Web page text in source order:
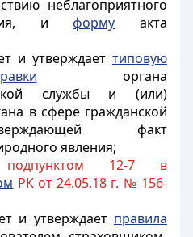
неблагоприятного
иформу акта
и утверждает типовую
органа
службы и (или)
в сфере гражданской
факт
явления;
12-7 в
РК от 24.05.18 г. № 156-
и утверждает правила